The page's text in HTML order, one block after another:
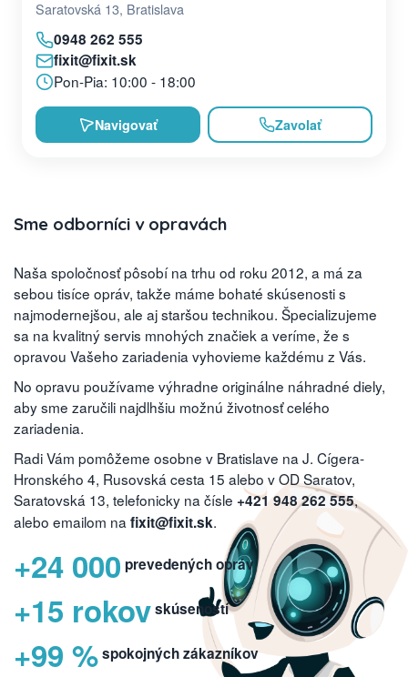
Saratovská 13, Bratislava
0948 262 555
fixit@fixit.sk
Pon-Pia: 10:00 - 18:00
Navigovať Zavolať
Sme odborníci v opravách
Naša spoločnosť pôsobí na trhu od roku 2012, a má za
sebou tisíce opráv, takže máme bohaté skúsenosti s
najmodernejšou, ale aj staršou technikou. Špecializujeme
sa na kvalitný servis mnohých značiek a veríme, že s
opravou Vašeho zariadenia vyhovieme každému z Vás.
No opravu používame výhradne originálne náhradné diely,
aby sme zaručili najdlhšiu možnú životnosť celého
zariadenia.
Radi Vám pomôžeme osobne v Bratislave na J. Cígera-
Hronského 4, Rusovská cesta 15 alebo v OD Saratov,
Saratovská 13, telefonicky na čísle +421 948 262 555,
alebo emailom na fixit@fixit.sk.
+24 000 prevedených opráv
+15 rokovskúseností
+99 %spokojných zákazníkov